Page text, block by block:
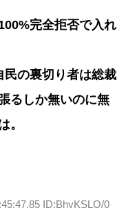
完全拒否で入れ
の裏切り者は総裁
るしか無いのに無
。
ID:BhyKSLO/0